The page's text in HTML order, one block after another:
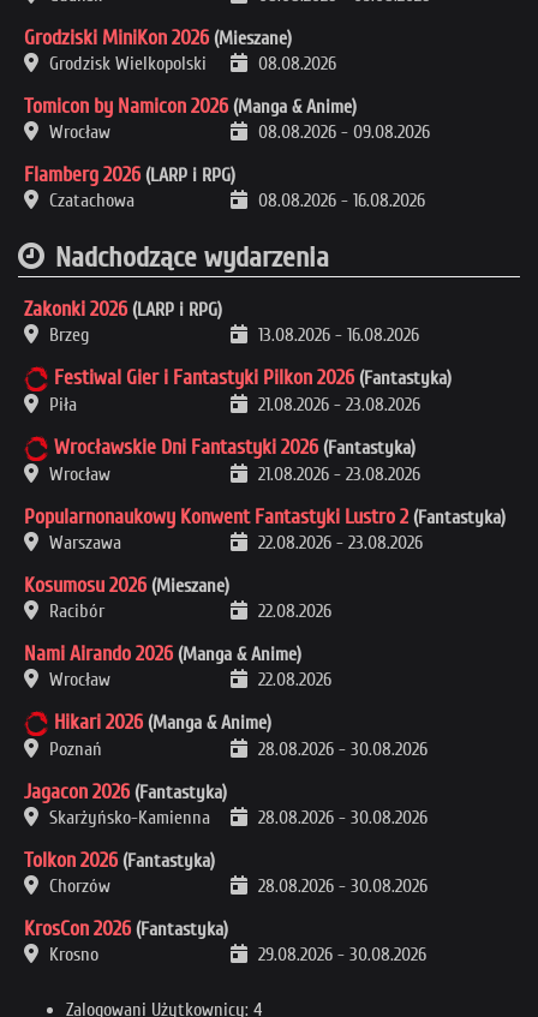
Grodziski MiniKon 2026 (Mieszane)
Grodzisk Wielkopolski
08.08.2026
Tomicon by Namicon 2026 (Manga & Anime)
Wrocław
08.08.2026 - 09.08.2026
Flamberg 2026 (LARP i RPG)
Czatachowa
08.08.2026 - 16.08.2026
Nadchodzące wydarzenia
Zakonki 2026 (LARP i RPG)
Brzeg
13.08.2026 - 16.08.2026
Festiwal Gier i Fantastyki Pilkon 2026 (Fantastyka)
Piła
21.08.2026 - 23.08.2026
Wrocławskie Dni Fantastyki 2026 (Fantastyka)
Wrocław
21.08.2026 - 23.08.2026
Popularnonaukowy Konwent Fantastyki Lustro 2 (Fantastyka)
Warszawa
22.08.2026 - 23.08.2026
Kosumosu 2026 (Mieszane)
Racibór
22.08.2026
Nami Airando 2026 (Manga & Anime)
Wrocław
22.08.2026
Hikari 2026 (Manga & Anime)
Poznań
28.08.2026 - 30.08.2026
Jagacon 2026 (Fantastyka)
Skarżyńsko-Kamienna
28.08.2026 - 30.08.2026
Tolkon 2026 (Fantastyka)
Chorzów
28.08.2026 - 30.08.2026
KrosCon 2026 (Fantastyka)
Krosno
29.08.2026 - 30.08.2026
Zalogowani Użytkownicy: 4